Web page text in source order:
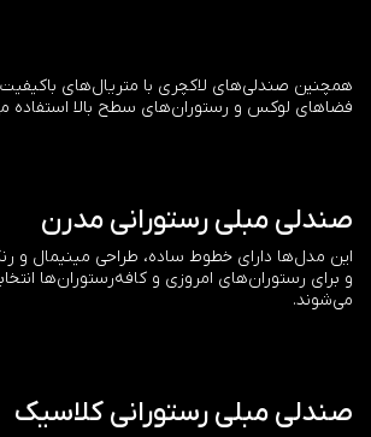
همچنین صندلی‌های لاکچری با متریال‌های
فضاهای لوکس و رستوران‌های سطح بالا استفاده
صندلی مبلی رستورانی مدرن
این مدل‌ها دارای خطوط ساده، طراحی مینیمال و
و برای رستوران‌های امروزی و کافه‌رستوران‌ها
می‌شوند.
صندلی مبلی رستورانی کلاسیک